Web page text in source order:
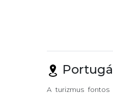
A turizmus